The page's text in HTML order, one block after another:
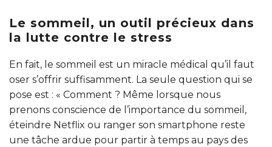
Le sommeil, un outil précieux dans
la lutte contre le stress
En fait, le sommeil est un miracle médical qu’il faut
oser s’offrir suffisamment. La seule question qui se
pose est : « Comment ? Même lorsque nous
prenons conscience de l’importance du sommeil,
éteindre Netflix ou ranger son smartphone reste
une tâche ardue pour partir à temps au pays des